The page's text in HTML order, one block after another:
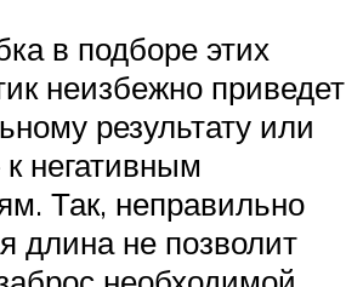
в подборе этих
неизбежно приведет
результату или
негативным
Так, неправильно
длина не позволит